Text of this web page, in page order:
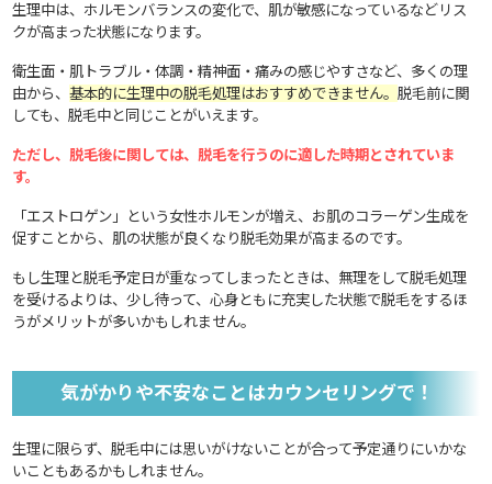
生理中は、ホルモンバランスの変化で、肌が敏感になっているなどリス
クが高まった状態になります。
衛生面・肌トラブル・体調・精神面・痛みの感じやすさなど、多くの理
由から、基本的に生理中の脱毛処理はおすすめできません。脱毛前に関
しても、脱毛中と同じことがいえます。
ただし、脱毛後に関しては、脱毛を行うのに適した時期とされていま
す。
「エストロゲン」という女性ホルモンが増え、お肌のコラーゲン生成を
促すことから、肌の状態が良くなり脱毛効果が高まるのです。
もし生理と脱毛予定日が重なってしまったときは、無理をして脱毛処理
を受けるよりは、少し待って、心身ともに充実した状態で脱毛をするほ
うがメリットが多いかもしれません。
気がかりや不安なことはカウンセリングで！
生理に限らず、脱毛中には思いがけないことが合って予定通りにいかな
いこともあるかもしれません。